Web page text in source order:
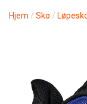
Hjem Sko